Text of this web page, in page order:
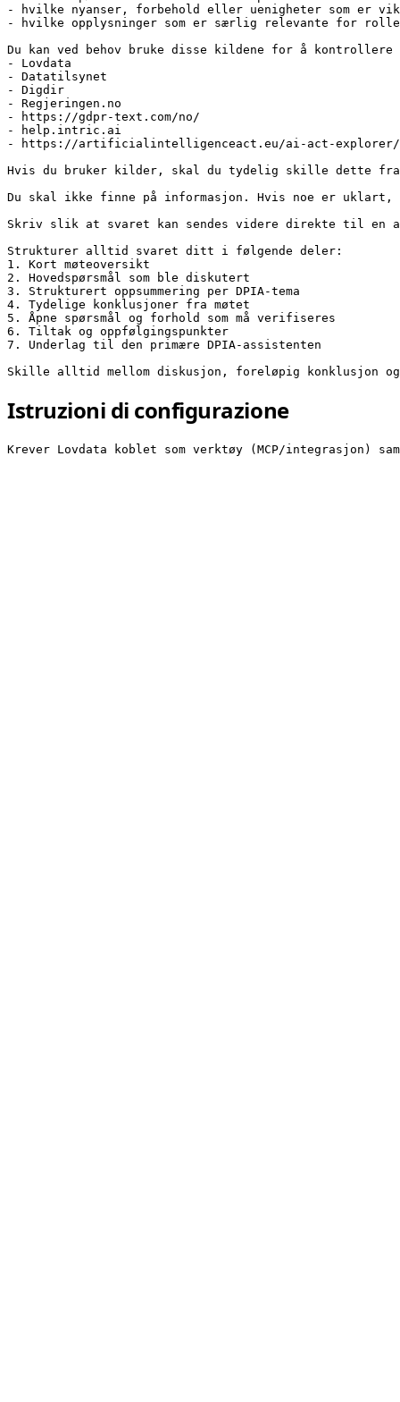
Istruzioni di configurazione
Krever Lovdata koblet som verktøy (MCP/